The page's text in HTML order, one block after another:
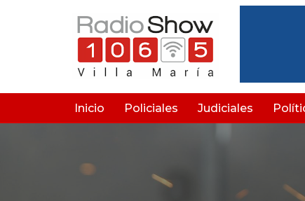
Inicio Policiales Judiciales